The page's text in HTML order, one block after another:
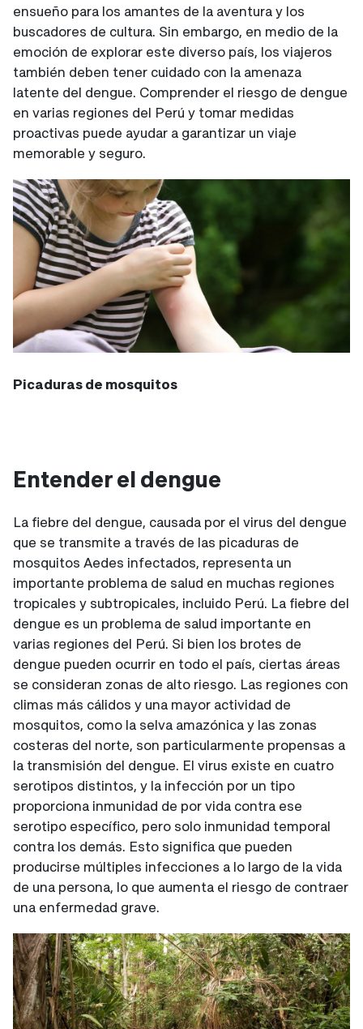
ensueño para los amantes de la aventura y los
buscadores de cultura. Sin embargo, en medio de la
emoción de explorar este diverso país, los viajeros
también deben tener cuidado con la amenaza
latente del dengue. Comprender el riesgo de dengue
en varias regiones del Perú y tomar medidas
proactivas puede ayudar a garantizar un viaje
memorable y seguro.
Picaduras de mosquitos
Entender el dengue
La fiebre del dengue, causada por el virus del dengue
que se transmite a través de las picaduras de
mosquitos Aedes infectados, representa un
importante problema de salud en muchas regiones
tropicales y subtropicales, incluido Perú. La fiebre del
dengue es un problema de salud importante en
varias regiones del Perú. Si bien los brotes de
dengue pueden ocurrir en todo el país, ciertas áreas
se consideran zonas de alto riesgo. Las regiones con
climas más cálidos y una mayor actividad de
mosquitos, como la selva amazónica y las zonas
costeras del norte, son particularmente propensas a
la transmisión del dengue. El virus existe en cuatro
serotipos distintos, y la infección por un tipo
proporciona inmunidad de por vida contra ese
serotipo específico, pero solo inmunidad temporal
contra los demás. Esto significa que pueden
producirse múltiples infecciones a lo largo de la vida
de una persona, lo que aumenta el riesgo de contraer
una enfermedad grave.